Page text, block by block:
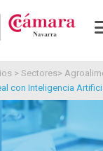
> Sectores>
con Inteligencia